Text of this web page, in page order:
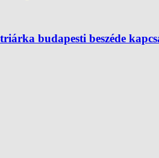
budapesti beszéde